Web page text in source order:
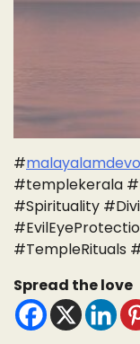
#
#templekerala
#Spirituality
#TempleRituals
Spread the love